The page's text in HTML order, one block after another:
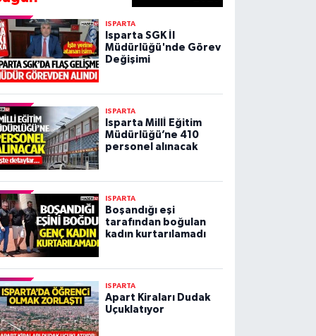
ISPARTA
Isparta SGK İl
Müdürlüğü'nde Görev
Değişimi
ISPARTA
Isparta Millİ Eğitim
Müdürlüğü’ne 410
personel alınacak
ISPARTA
Boşandığı eşi
tarafından boğulan
kadın kurtarılamadı
ISPARTA
Apart Kiraları Dudak
Uçuklatıyor